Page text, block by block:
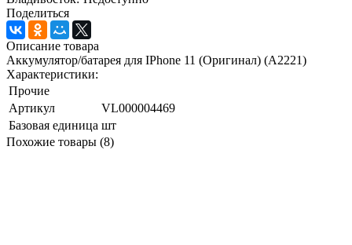
Поделиться
Описание товара
Аккумулятор/батарея для IPhone 11 (Оригинал) (A2221)
Характеристики:
Прочие
Артикул
VL000004469
Базовая единица шт
Похожие товары (8)